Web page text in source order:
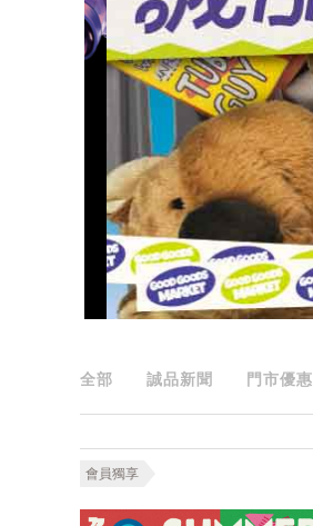
全部 誠品新聞 門市優惠
會員獨享